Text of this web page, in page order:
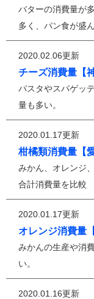
バターの消費量が
多く、パン食が盛
2020.02.06更新
チーズ消費量【
パスタやスパゲッ
量も多い。
2020.01.17更新
柑橘類消費量【
みかん、オレンジ
合計消費量を比較
2020.01.17更新
オレンジ消費量
みかんの生産や消
い。
2020.01.16更新